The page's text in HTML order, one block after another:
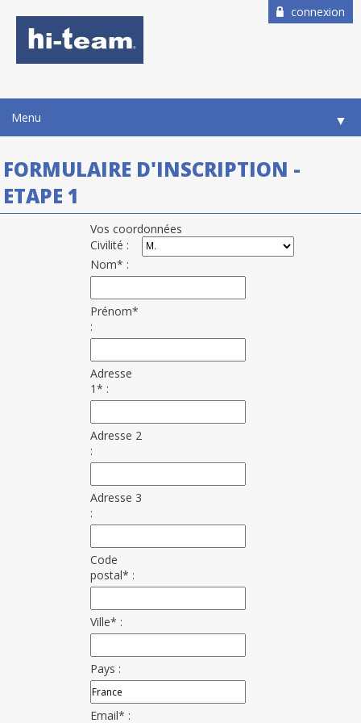
connexion
Menu ▼
FORMULAIRE D'INSCRIPTION -
ETAPE 1
Vos coordonnées
Civilité :
Nom* :
Prénom*
:
Adresse
1* :
Adresse 2
:
Adresse 3
:
Code
postal* :
Ville* :
Pays :
Email* :